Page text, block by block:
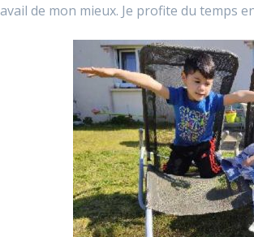
de mon mieux. Je profite du temps